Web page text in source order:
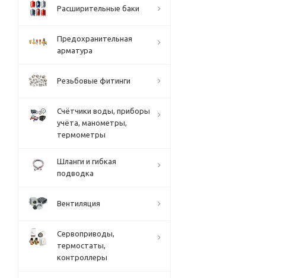
Расширительные баки
Предохранительная
арматура
Резьбовые фитинги
Счётчики воды, приборы
учёта, манометры,
термометры
Шланги и гибкая
подводка
Вентиляция
Сервоприводы,
термостаты,
контроллеры